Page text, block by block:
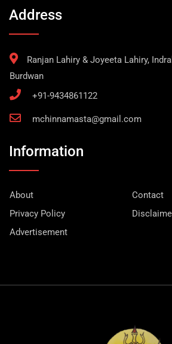
Address
Ranjan Lahiry & Joyeeta Lahiry,
Burdwan
+91-9434861122
mchinnamasta@gmail.com
Information
About
Contact
Privacy Policy
Advertisement